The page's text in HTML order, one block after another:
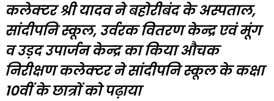
कलेक्‍टर श्री यादव ने बहोरीबंद के अस्‍पताल,
सांदीपनि स्‍कूल, उर्वरक वितरण केन्‍द्र एवं मूंग
व उड़द उपार्जन केन्‍द्र का किया औचक
निरीक्षणकलेक्‍टर ने सांदीपनि स्‍कूल के कक्षा
10वीं के छात्रों को पढ़ाया